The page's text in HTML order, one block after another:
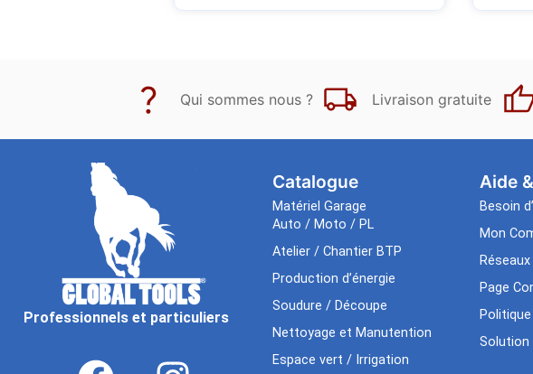
Qui sommes nous ? Livraison gratuite
Professionnels et particuliers
Catalogue
Matériel Garage
Auto / Moto / PL
Atelier / Chantier BTP
Production d’énergie
Soudure / Découpe
Nettoyage et Manutention
Espace vert / Irrigation
Aide
Besoin
Mon
Page
Solution